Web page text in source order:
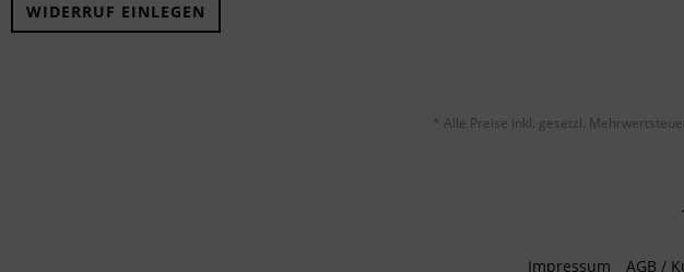
WIDERRUF EINLEGEN
* Alle Preise inkl. gesetzl.
Impressum AGB /